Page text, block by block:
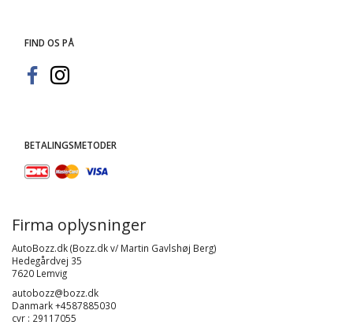
FIND OS PÅ
BETALINGSMETODER
Firma oplysninger
AutoBozz.dk (Bozz.dk v/ Martin Gavlshøj Berg)
Hedegårdvej 35
7620 Lemvig
autobozz@bozz.dk
Danmark +4587885030
cvr : 29117055